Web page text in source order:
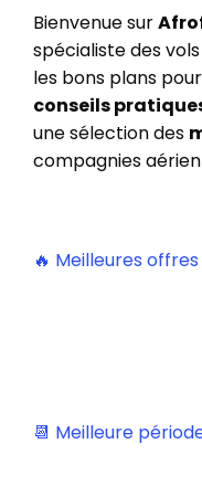
Bienvenue sur
spécialiste des
les bons plans
conseils
une sélection des
compagnies
🔥 Meilleures
📆 Meilleure